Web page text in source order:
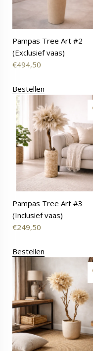
Pampas Tree Art #2
(Exclusief vaas)
€494,50
Bestellen
Pampas Tree Art #3
(Inclusief vaas)
€249,50
Bestellen